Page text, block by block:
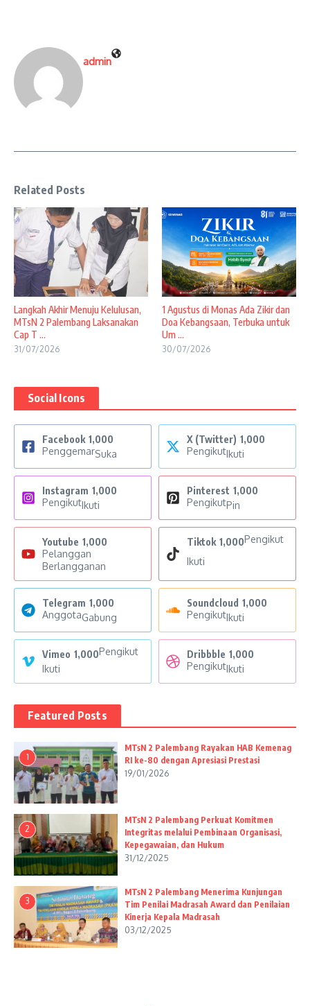
admin
Related Posts
Langkah Akhir Menuju Kelulusan,
MTsN 2 Palembang Laksanakan
Cap T ...
31/07/2026
1 Agustus di Monas Ada Zikir dan
Doa Kebangsaan, Terbuka untuk
Um ...
30/07/2026
Social Icons
Facebook 1,000
PenggemarSuka
X (Twitter) 1,000
PengikutIkuti
Instagram 1,000
PengikutIkuti
Pinterest 1,000
PengikutPin
Youtube 1,000
Pelanggan
Berlangganan
Tiktok 1,000Pengikut
Ikuti
Telegram 1,000
AnggotaGabung
Soundcloud 1,000
PengikutIkuti
Vimeo 1,000Pengikut
Ikuti
Dribbble 1,000
PengikutIkuti
Featured Posts
1
MTsN 2 Palembang Rayakan HAB Kemenag
RI ke-80 dengan Apresiasi Prestasi
19/01/2026
2
MTsN 2 Palembang Perkuat Komitmen
Integritas melalui Pembinaan Organisasi,
Kepegawaian, dan Hukum
31/12/2025
3
MTsN 2 Palembang Menerima Kunjungan
Tim Penilai Madrasah Award dan Penilaian
Kinerja Kepala Madrasah
03/12/2025